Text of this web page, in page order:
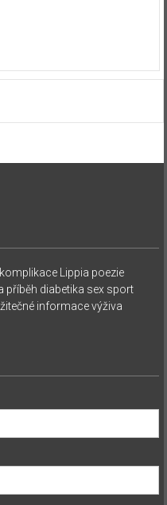
komplikace Lippia poezie
příběh diabetika sex sport
informace výživa